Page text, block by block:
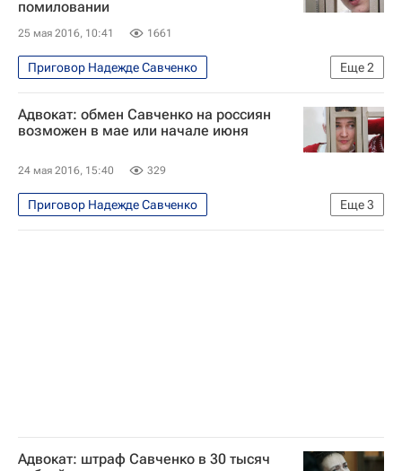
помиловании
25 мая 2016, 10:41 1661
Еще2
Приговор Надежде Савченко
Происшествия
Надежда Савченко
Адвокат: обмен Савченко на россиян
возможен в мае или начале июня
24 мая 2016, 15:40 329
Еще3
Приговор Надежде Савченко
Происшествия
Украина
Адвокат: штраф Савченко в 30 тысяч